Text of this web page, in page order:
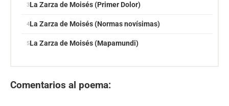
La Zarza de Moisés (Primer Dolor)
La Zarza de Moisés (Normas novísimas)
La Zarza de Moisés (Mapamundi)
Comentarios al poema: